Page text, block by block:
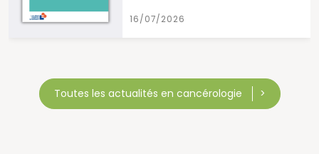
16/07/2026
Toutes les actualités en cancérologie